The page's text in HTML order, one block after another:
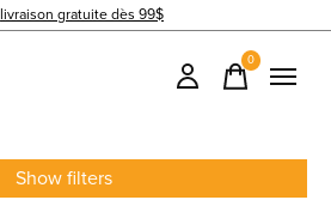
livraison gratuite dès 99$
0items
Show filters